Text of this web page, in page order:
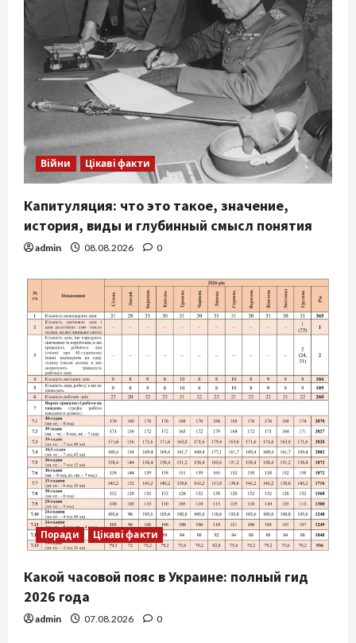
Війни Цікаві факти
Капитуляция: что это такое, значение,
история, виды и глубинный смысл понятия
admin 08.08.2026 0
Поради Цікаві факти
Какой часовой пояс в Украине: полный гид
2026 года
admin 07.08.2026 0